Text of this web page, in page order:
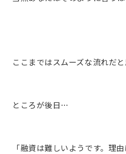
ここまではスムーズな流れだ
ところが後日…
「融資は難しいようです。理